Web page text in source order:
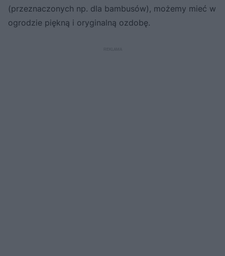
(przeznaczonych np. dla bambusów), możemy mieć w
ogrodzie piękną i oryginalną ozdobę.